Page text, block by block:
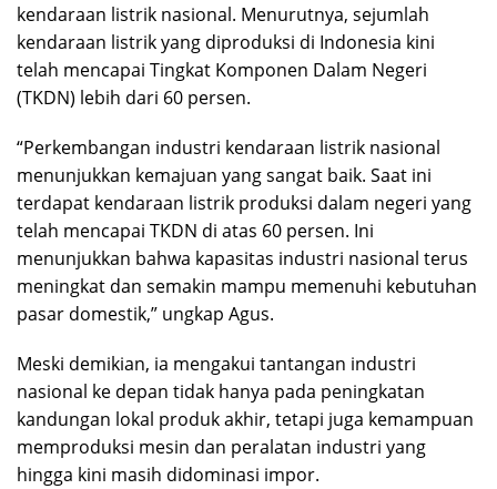
kendaraan listrik nasional. Menurutnya, sejumlah
kendaraan listrik yang diproduksi di Indonesia kini
telah mencapai Tingkat Komponen Dalam Negeri
(TKDN) lebih dari 60 persen.
“Perkembangan industri kendaraan listrik nasional
menunjukkan kemajuan yang sangat baik. Saat ini
terdapat kendaraan listrik produksi dalam negeri yang
telah mencapai TKDN di atas 60 persen. Ini
menunjukkan bahwa kapasitas industri nasional terus
meningkat dan semakin mampu memenuhi kebutuhan
pasar domestik,” ungkap Agus.
Meski demikian, ia mengakui tantangan industri
nasional ke depan tidak hanya pada peningkatan
kandungan lokal produk akhir, tetapi juga kemampuan
memproduksi mesin dan peralatan industri yang
hingga kini masih didominasi impor.